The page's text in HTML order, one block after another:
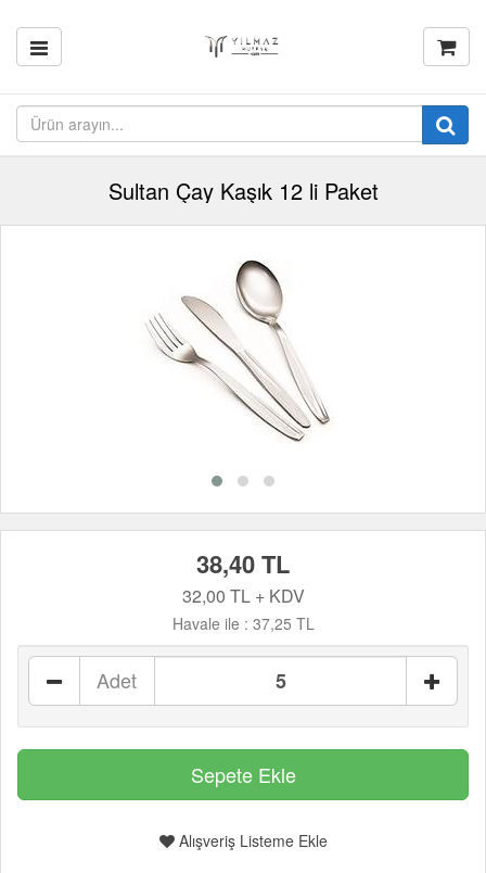
Sultan Çay Kaşık 12 li Paket
38,40 TL
32,00 TL + KDV
Havale ile : 37,25 TL
Adet
Alışveriş Listeme Ekle